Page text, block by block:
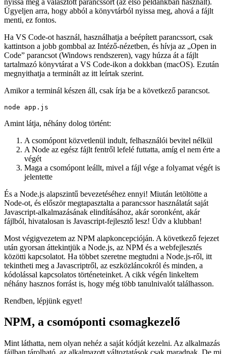
Ahhoz, hogy egy fájlt bemenetként adjunk meg, csak létre kell
hoznunk egyet. Csak hozzon létre egy egyszerű szöveges fájlt a „js”
utótaggal a nevében. A fájlunkat app.js-nek nevezzük el. Most
Ügyeljen arra, hogy abból a könyvtárból nyissa meg, ahová a fájlt
menti, ez fontos.
Ha VS Code-ot használ, használhatja a beépített parancssort, csak
kattintson a jobb gombbal az Intéző-nézetben, és hívja az „Open in
tartalmazó könyvtárat a VS Code-ikon a dokkban (macOS). Ezután
Amikor a terminál készen áll, csak írja be a következő parancsot.
Amint látja, néhány dolog történt:
A csomópont közvetlenül indult, felhasználói bevitel nélkül
A Node az egész fájlt fentről lefelé futtatta, amíg el nem érte a
Maga a csomópont leállt, mivel a fájl vége a folyamat végét is
jelentette
És a Node.js alapszintű bevezetéséhez ennyi! Miután letöltötte a
Javascript-alkalmazásának elindításához, akár soronként, akár
fájlból, hivatalosan is Javascript-fejlesztő lesz! Üdv a klubban!
Most végigvezetem az NPM alapkoncepcióján. A következő fejezet
után gyorsan áttekintjük a Node.js, az NPM és a webfejlesztés
közötti kapcsolatot. Ha többet szeretne megtudni a Node.js-ről, itt
kódolással kapcsolatos történeteinket. A cikk végén linkeltem
Rendben, lépjünk egyet!
NPM, a csomóponti csomagkezelő